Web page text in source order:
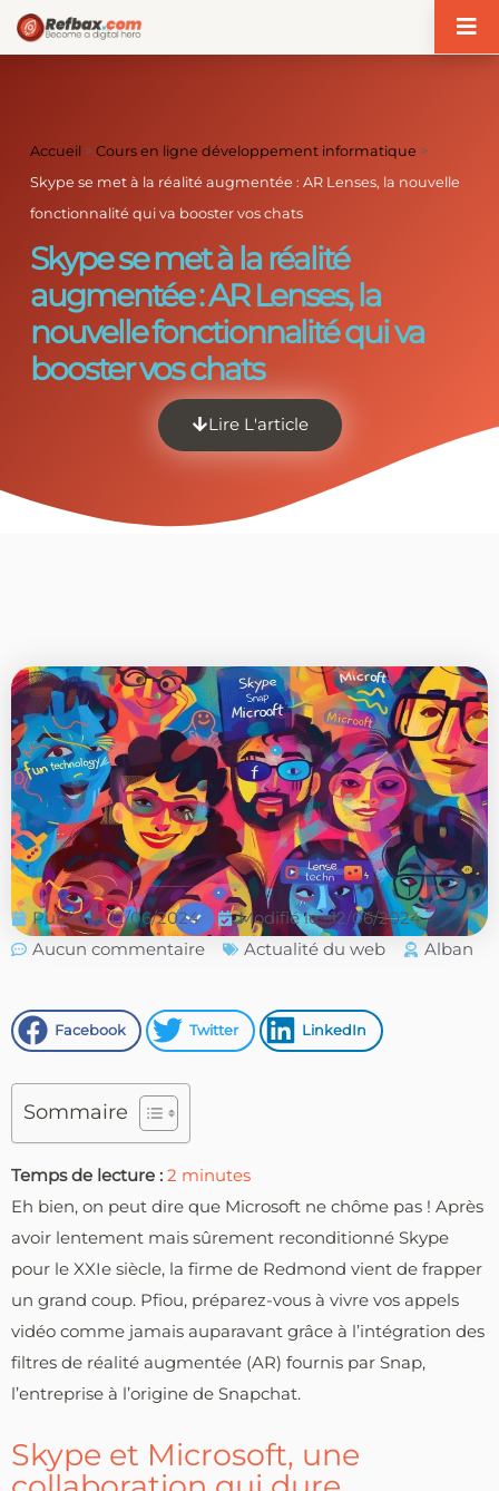
Accueil >Cours en ligne développement informatique >
Skype se met à la réalité augmentée : AR Lenses, la nouvelle
fonctionnalité qui va booster vos chats
Skype se met à la réalité
augmentée : AR Lenses, la
nouvelle fonctionnalité qui va
booster vos chats
Lire L'article
Publié le 12/06/2024
Modifié le : 12/06/2024
Aucun commentaire
Actualité du web Alban
Facebook Twitter LinkedIn
Sommaire
Temps de lecture : 2 minutes
Eh bien, on peut dire que Microsoft ne chôme pas ! Après
avoir lentement mais sûrement reconditionné Skype
pour le XXIe siècle, la firme de Redmond vient de frapper
un grand coup. Pfiou, préparez-vous à vivre vos appels
vidéo comme jamais auparavant grâce à l’intégration des
filtres de réalité augmentée (AR) fournis par Snap,
l’entreprise à l’origine de Snapchat.
Skype et Microsoft, une
Panneau de gestion des cookies